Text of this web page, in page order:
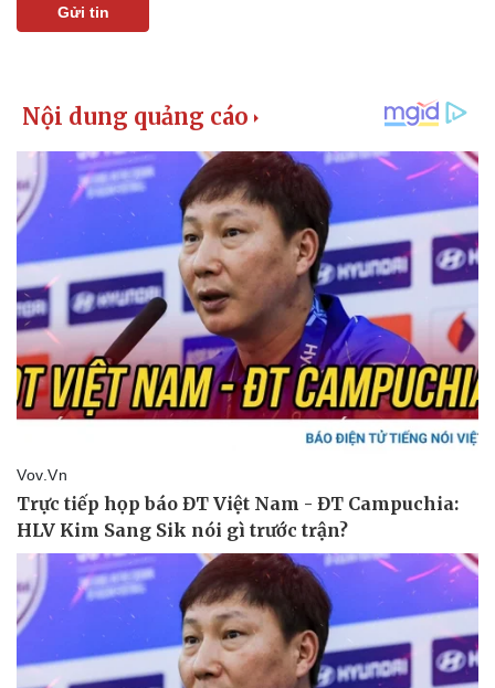
Kinh tế
Giá cà phê
Gửi tin